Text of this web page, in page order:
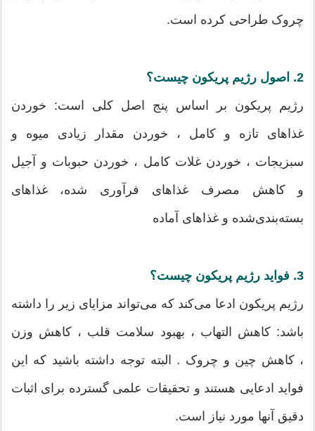
چروک طراحی کرده است.
2. اصول رژیم پریکون چیست؟
رژیم پریکون بر اساس پنج اصل کلی است: خوردن
غذاهای تازه و کامل ، خوردن مقدار زیادی میوه و
سبزیجات ، خوردن غلات کامل ، خوردن حبوبات و آجیل
و کاهش مصرف غذاهای فرآوری شده، غذاهای
بسته‌بندی‌شده و غذاهای آماده
3. فواید رژیم پریکون چیست؟
رژیم پریکون ادعا می‌کند که می‌تواند مزایای زیر را داشته
باشد: کاهش التهاب ، بهبود سلامت قلب ، کاهش وزن
، کاهش چین و چروک . البته توجه داشته باشید که این
فواید ادعایی هستند و تحقیقات علمی گسترده برای اثبات
دقیق آنها مورد نیاز است.